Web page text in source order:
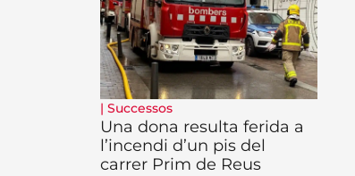
| Successos
Una dona resulta ferida a
l’incendi d’un pis del
carrer Prim de Reus